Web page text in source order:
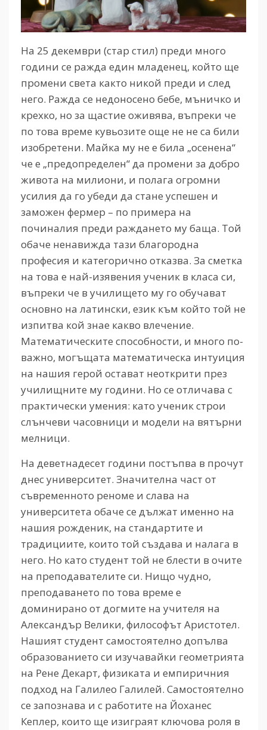
На 25 декември (стар стил) преди много
години се ражда един младенец, който ще
промени света както никой преди и след
него. Ражда се недоносено бебе, мъничко и
крехко, но за щастие оживява, въпреки че
по това време кувьозите още не не са били
изобретени. Майка му не е била „осенена“
че е „предопределен“ да промени за добро
живота на милиони, и полага огромни
усилия да го убеди да стане успешен и
заможен фермер – по примера на
починалия преди раждането му баща. Той
обаче ненавижда тази благородна
професия и категорично отказва. За сметка
на това е най-изявения ученик в класа си,
въпреки че в училището му го обучават
основно на латински, език към който той не
изпитва кой знае какво влечение.
Математическите способности, и много по-
важно, могъщата математическа интуиция
на нашия герой остават неоткрити през
училищните му години. Но се отличава с
практически умения: като ученик строи
слънчеви часовници и модели на вятърни
мелници.
На деветнадесет години постъпва в прочут
днес университет. Значителна част от
съвременното реноме и слава на
университета обаче се дължат именно на
нашия рожденик, на стандартите и
традициите, които той създава и налага в
него. Но като студент той не блести в очите
на преподавателите си. Нищо чудно,
преподаването по това време е
доминирано от догмите на учителя на
Александър Велики, философът Аристотел.
Нашият студент самостоятелно допълва
образованието си изучавайки геометрията
на Рене Декарт, физиката и емпиричния
подход на Галилео Галилей. Самостоятелно
се запознава и с работите на Йоханес
Кеплер, които ще изиграят ключова роля в